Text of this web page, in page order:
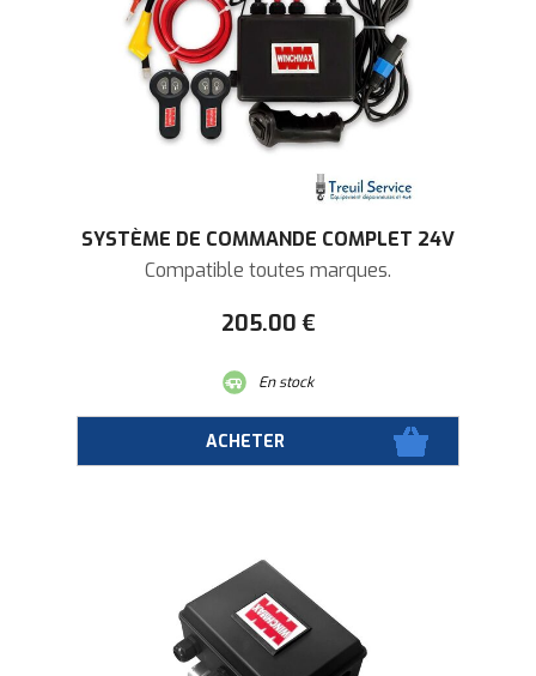
SYSTÈME DE COMMANDE COMPLET 24V
Compatible toutes marques.
205.00 €
En stock